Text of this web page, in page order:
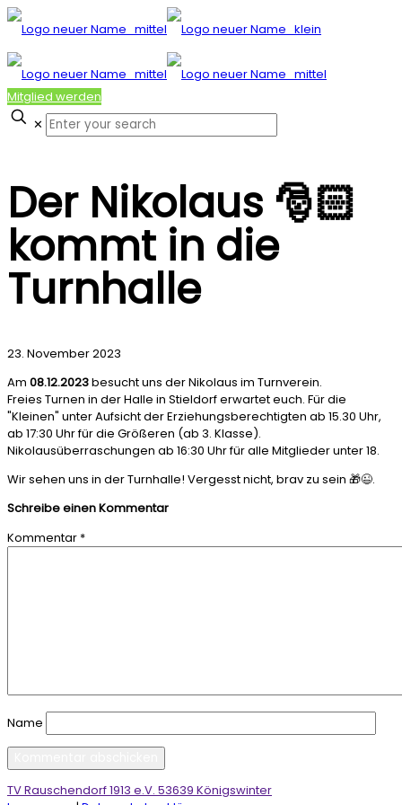
Mitglied werden
✕
Der Nikolaus 🎅🏻
kommt in die
Turnhalle
23. November 2023
Am 08.12.2023besucht uns der Nikolaus im Turnverein.
Freies Turnen in der Halle in Stieldorf erwartet euch. Für die
"Kleinen" unter Aufsicht der Erziehungsberechtigten ab 15.30 Uhr,
ab 17:30 Uhr für die Größeren (ab 3. Klasse).
Nikolausüberraschungen ab 16:30 Uhr für alle Mitglieder unter 18.
Wir sehen uns in der Turnhalle! Vergesst nicht, brav zu sein 🎁😉.
Schreibe einen Kommentar
Kommentar *
Name
TV Rauschendorf 1913 e.V. 53639 Königswinter